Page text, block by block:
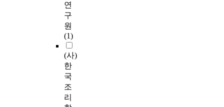
연
구
원
(1)
(사)
한
국
조
리